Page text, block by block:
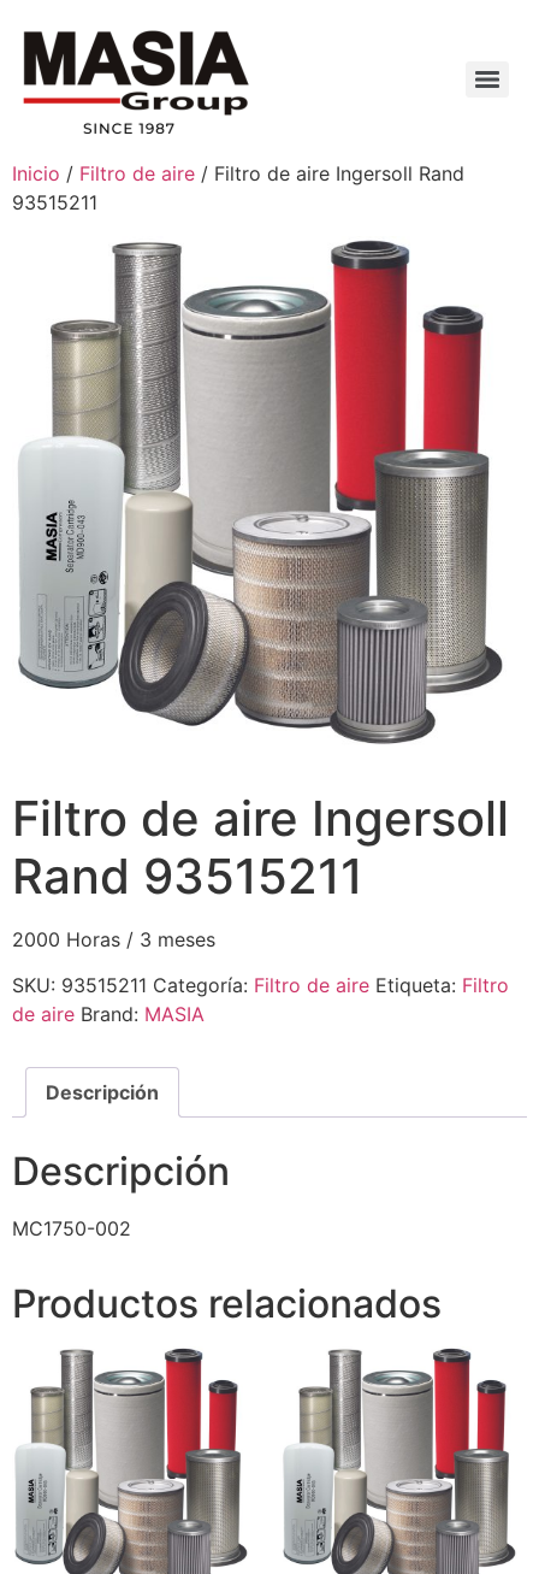
Inicio / Filtro de aire / Filtro de aire Ingersoll Rand
93515211
Filtro de aire Ingersoll
Rand 93515211
2000 Horas / 3 meses
SKU: 93515211 Categoría: Filtro de aire Etiqueta: Filtro
de aire Brand: MASIA
Descripción
Descripción
MC1750-002
Productos relacionados